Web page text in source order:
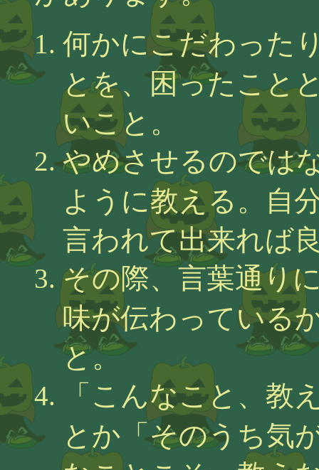
何かにこだわった
とを、困ったこと
いこと。
やめさせるのでは
ように教える。自
言われて出来れば
その際、言葉通り
味が伝わっている
と。
「こんなこと、教
とか「そのうち気